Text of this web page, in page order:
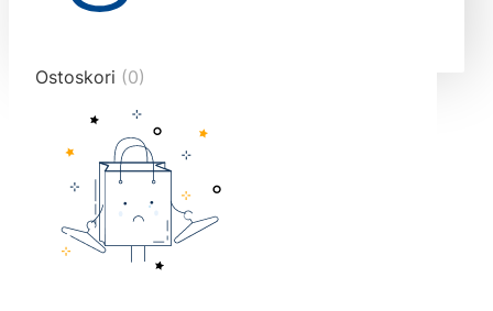
end="10">
Ostoskori (0)